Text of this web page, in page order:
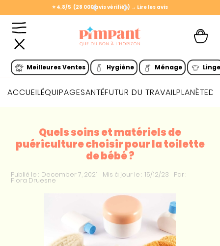
⭐️ 4,8/5 (28 000 avis vérifiés) → Lire les avis
Slide 1 of 2.
Meilleures Ventes Hygiène Ménage
ACCUEILÉQUIPAGESANTÉFUTUR DU TRAVAILPLANÈTE
Quels soins et matériels de
puériculture choisir pour la toilette
de bébé ?
Publié le : December 7, 2021 Mis à jour le : 15/12/23 Par :
Flora Druesne